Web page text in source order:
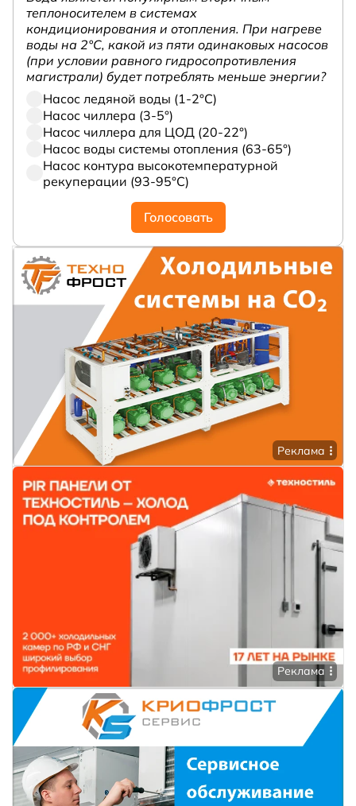
теплоносителем в системах
кондиционирования и отопления. При нагреве
воды на 2°С, какой из пяти одинаковых насосов
(при условии равного гидросопротивления
магистрали) будет потреблять меньше энергии?
Насос ледяной воды (1-2°С)
Насос чиллера (3-5°)
Насос чиллера для ЦОД (20-22°)
Насос воды системы отопления (63-65°)
Насос контура высокотемпературной
рекуперации (93-95°С)
Голосовать
Реклама
Реклама